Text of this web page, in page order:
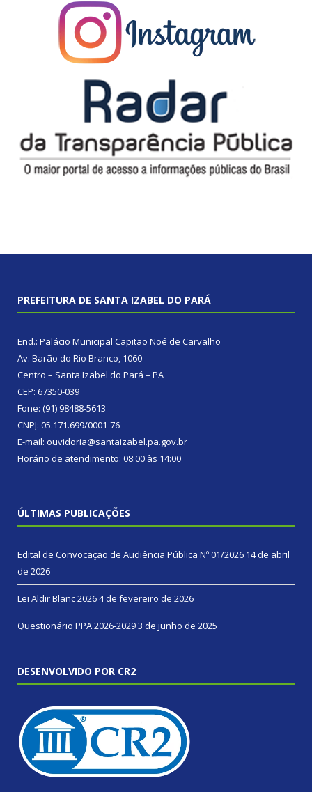
PREFEITURA DE SANTA IZABEL DO PARÁ
End.: Palácio Municipal Capitão Noé de Carvalho
Av. Barão do Rio Branco, 1060
Centro – Santa Izabel do Pará – PA
CEP: 67350-039
Fone: (91) 98488-5613
CNPJ: 05.171.699/0001-76
E-mail: ouvidoria@santaizabel.pa.gov.br
Horário de atendimento: 08:00 às 14:00
ÚLTIMAS PUBLICAÇÕES
Edital de Convocação de Audiência Pública Nº 01/2026 14 de abril
de 2026
Lei Aldir Blanc 20264 de fevereiro de 2026
Questionário PPA 2026-20293 de junho de 2025
DESENVOLVIDO POR CR2